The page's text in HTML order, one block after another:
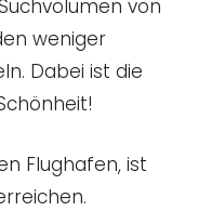
von
weniger
Dabei ist die
Flughafen, ist